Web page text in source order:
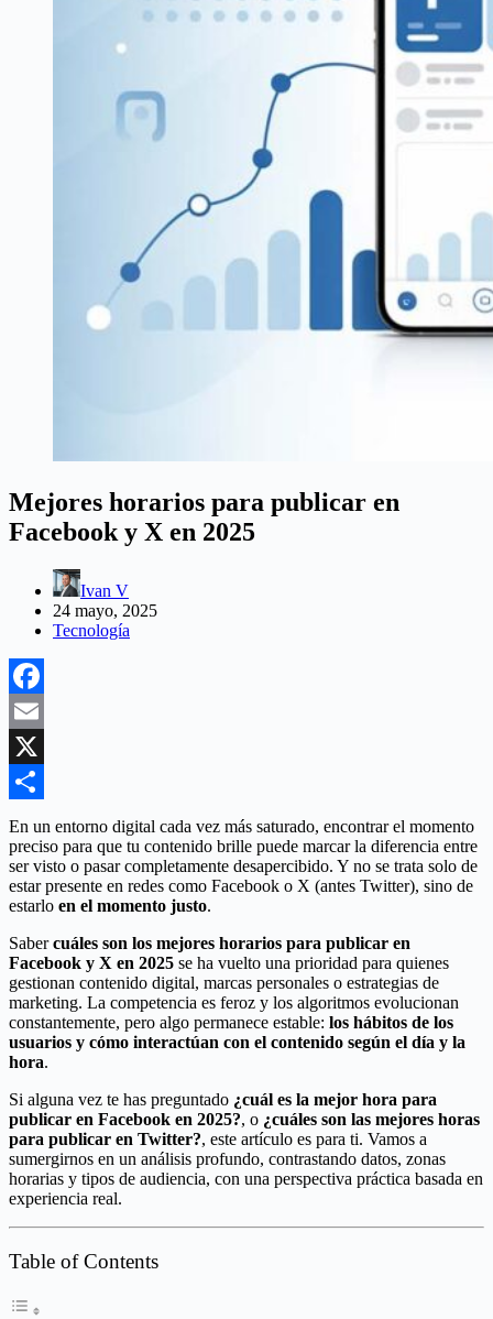
Mejores horarios para publicar en
Facebook y X en 2025
Ivan V
24 mayo, 2025
Tecnología
Facebook
Email
X
Compartir
En un entorno digital cada vez más saturado, encontrar el momento
preciso para que tu contenido brille puede marcar la diferencia entre
ser visto o pasar completamente desapercibido. Y no se trata solo de
estar presente en redes como Facebook o X (antes Twitter), sino de
estarlo en el momento justo.
Sabercuáles son los mejores horarios para publicar en
Facebook y X en 2025 se ha vuelto una prioridad para quienes
gestionan contenido digital, marcas personales o estrategias de
marketing. La competencia es feroz y los algoritmos evolucionan
constantemente, pero algo permanece estable: los hábitos de los
usuarios y cómo interactúan con el contenido según el día y la
hora.
Si alguna vez te has preguntado ¿cuál es la mejor hora para
publicar en Facebook en 2025?, o ¿cuáles son las mejores horas
para publicar en Twitter?, este artículo es para ti. Vamos a
sumergirnos en un análisis profundo, contrastando datos, zonas
horarias y tipos de audiencia, con una perspectiva práctica basada en
experiencia real.
Table of Contents